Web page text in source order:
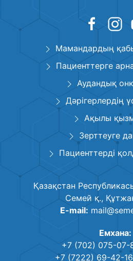
Мамандардың
Пациенттерге
Аудандық
Дәрігерлердің
Ақылы
Зерттеуге
Пациенттерді
Қазақстан
Семей қ.,
E-mail:
Емхана:
+7 (702) 075-07-
+7 (7222) 69-42-16